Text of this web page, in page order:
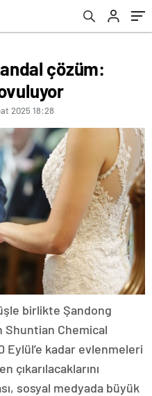
çözüm:
2025 18:28
birlikte Şandong
Chemical
Eylül’e kadar evlenmeleri
sosyal medyada büyük